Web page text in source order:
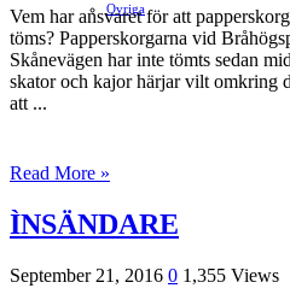
Ovriga
Vem har ansvaret för att
töms? Papperskorgarna vid
Skånevägen har inte tömts sedan
skator och kajor härjar vilt omkring
att ...
Read More »
ÌNSÄNDARE
September 21, 2016 0 1,355 Views